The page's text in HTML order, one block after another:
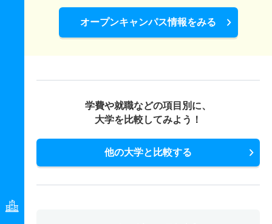
オープンキャンパス情報をみる
学費や就職などの項目別に、
大学を比較してみよう！
他の大学と比較する